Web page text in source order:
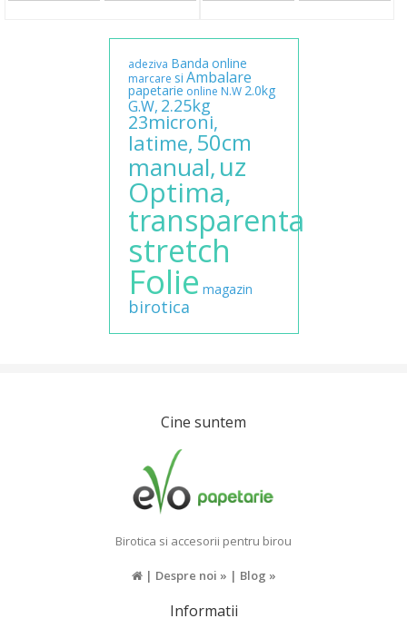
adeziva Banda online
marcare si Ambalare
papetarie online N.W 2.0kg
G.W, 2.25kg
23microni,
latime, 50cm
manual,uz
Optima,
transparenta
stretch
Folie magazin
birotica
Cine suntem
Birotica si accesorii pentru birou
| Despre noi » | Blog »
Informatii